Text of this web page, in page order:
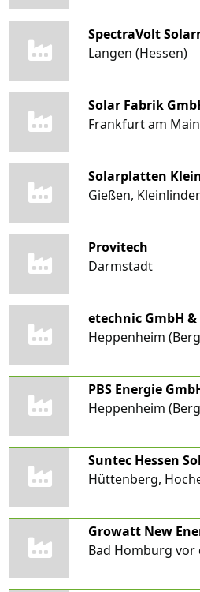
SpectraVolt
Langen (Hessen)
Solar Fabrik
Frankfurt am Main
Solarplatten
Gießen,
Provitech
Darmstadt
Heppenheim
Heppenheim
Hüttenberg,
Growatt New
Bad Homburg vor